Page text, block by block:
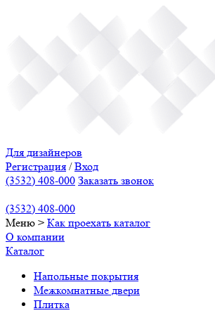
Для дизайнеров
Регистрация /Вход
(3532) 408-000 Заказать звонок
(3532) 408-000
Меню > Как проехать каталог
О компании
Каталог
Напольные покрытия
Межкомнатные двери
Плитка